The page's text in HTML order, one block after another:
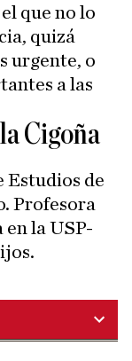
que no lo
quizá
urgente, o
a las
Cigoña
de
Profesora
la USP-